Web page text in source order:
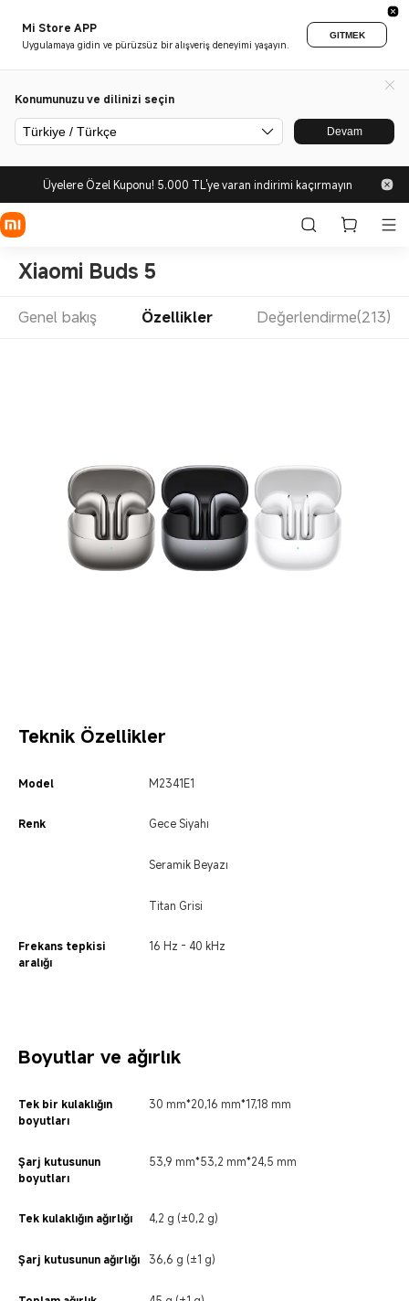
Mi Store APP
Uygulamaya gidin ve pürüzsüz bir alışveriş deneyimi yaşayın.
GITMEK
Konumunuzu ve dilinizi seçin
Türkiye / Türkçe Devam
Üyelere Özel Kuponu! 5.000 TL'ye varan indirimi kaçırmayın
Xiaomi Buds 5
Genel bakış Özellikler Değerlendirme(213)
Teknik Özellikler
Model M2341E1
Renk Gece Siyahı
Seramik Beyazı
Titan Grisi
Frekans tepkisi
aralığı
16 Hz - 40 kHz
Boyutlar ve ağırlık
Tek bir kulaklığın
boyutları
30 mm*20,16 mm*17,18 mm
Şarj kutusunun
boyutları
53,9 mm*53,2 mm*24,5 mm
Tek kulaklığın ağırlığı 4,2 g (±0,2 g)
Şarj kutusunun ağırlığı 36,6 g (±1 g)